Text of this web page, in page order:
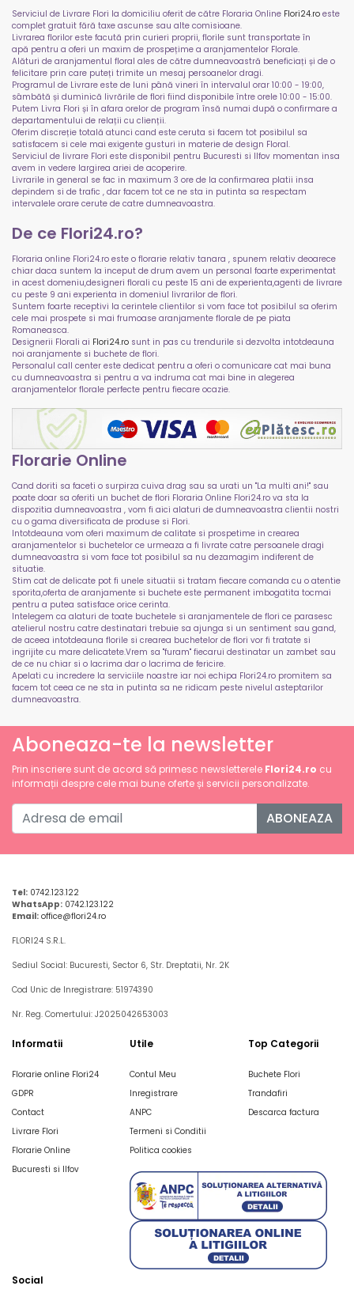
Serviciul de Livrare Flori la domiciliu oferit de către Floraria Online Flori24.ro este
complet gratuit fără taxe ascunse sau alte comisioane.
Livrarea florilor este facută prin curieri proprii, florile sunt transportate în
apă pentru a oferi un maxim de prospețime a aranjamentelor Florale.
Alături de aranjamentul floral ales de către dumneavoastră beneficiați și de o
felicitare prin care puteți trimite un mesaj persoanelor dragi.
Programul de Livrare este de luni până vineri în intervalul orar 10:00 - 19:00,
sâmbătă și duminică livrările de flori fiind disponibile între orele 10:00 - 15:00.
Putem Livra Flori și în afara orelor de program însă numai după o confirmare a
departamentului de relații cu clienții.
Oferim discreție totală atunci cand este ceruta si facem tot posibilul sa
satisfacem si cele mai exigente gusturi in materie de design Floral.
Serviciul de livrare Flori este disponibil pentru Bucuresti si Ilfov momentan insa
avem in vedere largirea ariei de acoperire.
Livrarile in general se fac in maximum 3 ore de la confirmarea platii insa
depindem si de trafic , dar facem tot ce ne sta in putinta sa respectam
intervalele orare cerute de catre dumneavoastra.
De ce Flori24.ro?
Floraria online Flori24.ro este o florarie relativ tanara , spunem relativ deoarece
chiar daca suntem la inceput de drum avem un personal foarte experimentat
in acest domeniu,designeri florali cu peste 15 ani de experienta,agenti de livrare
cu peste 9 ani experienta in domeniul livrarilor de flori.
Suntem foarte receptivi la cerintele clientilor si vom face tot posibilul sa oferim
cele mai prospete si mai frumoase aranjamente florale de pe piata
Romaneasca.
Designerii Florali ai Flori24.ro sunt in pas cu trendurile si dezvolta intotdeauna
noi aranjamente si buchete de flori.
Personalul call center este dedicat pentru a oferi o comunicare cat mai buna
cu dumneavoastra si pentru a va indruma cat mai bine in alegerea
aranjamentelor florale perfecte pentru fiecare ocazie.
Florarie Online
Cand doriti sa faceti o surpirza cuiva drag sau sa urati un "La multi ani!" sau
poate doar sa oferiti un buchet de flori Floraria Online Flori24.ro va sta la
dispozitia dumneavoastra , vom fi aici alaturi de dumneavoastra clientii nostri
cu o gama diversificata de produse si Flori.
Intotdeauna vom oferi maximum de calitate si prospetime in crearea
aranjamentelor si buchetelor ce urmeaza a fi livrate catre persoanele dragi
dumneavoastra si vom face tot posibilul sa nu dezamagim indiferent de
situatie.
Stim cat de delicate pot fi unele situatii si tratam fiecare comanda cu o atentie
sporita,oferta de aranjamente si buchete este permanent imbogatita tocmai
pentru a putea satisface orice cerinta.
Intelegem ca alaturi de toate buchetele si aranjamentele de flori ce parasesc
atelierul nostru catre destinatari trebuie sa ajunga si un sentiment sau gand,
de aceea intotdeauna florile si crearea buchetelor de flori vor fi tratate si
ingrijite cu mare delicatete.Vrem sa "furam" fiecarui destinatar un zambet sau
de ce nu chiar si o lacrima dar o lacrima de fericire.
Apelati cu incredere la serviciile noastre iar noi echipa Flori24.ro promitem sa
facem tot ceea ce ne sta in putinta sa ne ridicam peste nivelul asteptarilor
dumneavoastra.
Aboneaza-te la newsletter
Prin inscriere sunt de acord să primesc newsletterele Flori24.ro cu
informații despre cele mai bune oferte și servicii personalizate.
ABONEAZA
Tel: 0742.123.122
WhatsApp: 0742.123.122
Email: office@flori24.ro
FLORI24 S.R.L.
Sediul Social: Bucuresti, Sector 6, Str. Dreptatii, Nr. 2K
Cod Unic de Inregistrare: 51974390
Nr. Reg. Comertului: J2025042653003
Informatii
Florarie online Flori24
GDPR
Contact
Livrare Flori
Florarie Online
Bucuresti si Ilfov
Utile
Contul Meu
Inregistrare
ANPC
Termeni si Conditii
Politica cookies
Top Categorii
Buchete Flori
Trandafiri
Descarca factura
Social